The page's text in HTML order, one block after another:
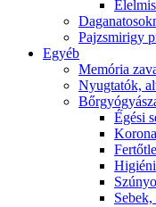
Pajzsmirigy
Egyéb
Memória
Nyugtatók,
É́gési